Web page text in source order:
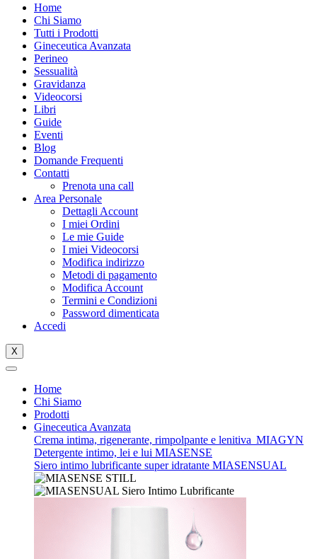
Home
Chi Siamo
Tutti i Prodotti
Gineceutica Avanzata
Perineo
Sessualità
Gravidanza
Videocorsi
Libri
Guide
Eventi
Blog
Domande Frequenti
Contatti
Prenota una call
Area Personale
Dettagli Account
I miei Ordini
Le mie Guide
I miei Videocorsi
Modifica indirizzo
Metodi di pagamento
Modifica Account
Termini e Condizioni
Password dimenticata
Accedi
X
Home
Chi Siamo
Prodotti
Gineceutica Avanzata
Crema intima, rigenerante, rimpolpante e lenitiva MIAGYN
Detergente intimo, lei e lui MIASENSE
Siero intimo lubrificante super idratante MIASENSUAL